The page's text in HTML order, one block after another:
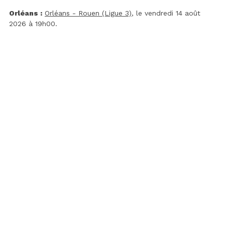
Orléans : Orléans - Rouen (Ligue 3), le vendredi 14 août
2026 à 19h00.